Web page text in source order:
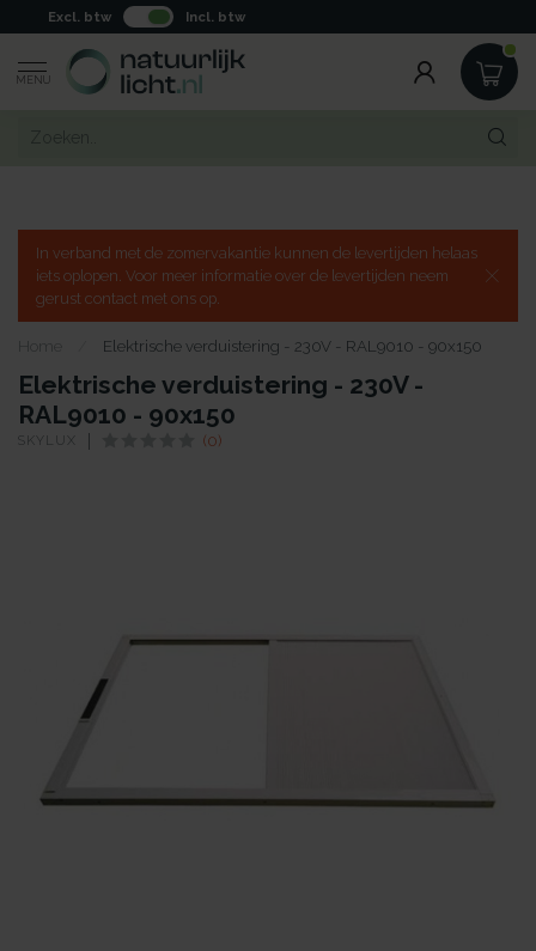
Excl. btw Incl. btw
MENU
In verband met de zomervakantie kunnen de levertijden helaas
iets oplopen. Voor meer informatie over de levertijden neem
gerust contact met ons op.
Home Elektrische verduistering - 230V - RAL9010 - 90x150
Elektrische verduistering - 230V -
RAL9010 - 90x150
SKYLUX (0)